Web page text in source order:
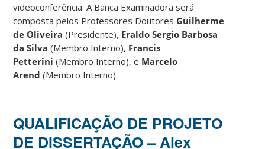
videoconferência. A Banca Examinadora será
composta pelos Professores Doutores Guilherme
de Oliveira (Presidente), Eraldo Sergio Barbosa
da Silva (Membro Interno), Francis
Petterini (Membro Interno), e Marcelo
Arend(Membro Interno).
QUALIFICAÇÃO DE PROJETO
DE DISSERTAÇÃO – Alex